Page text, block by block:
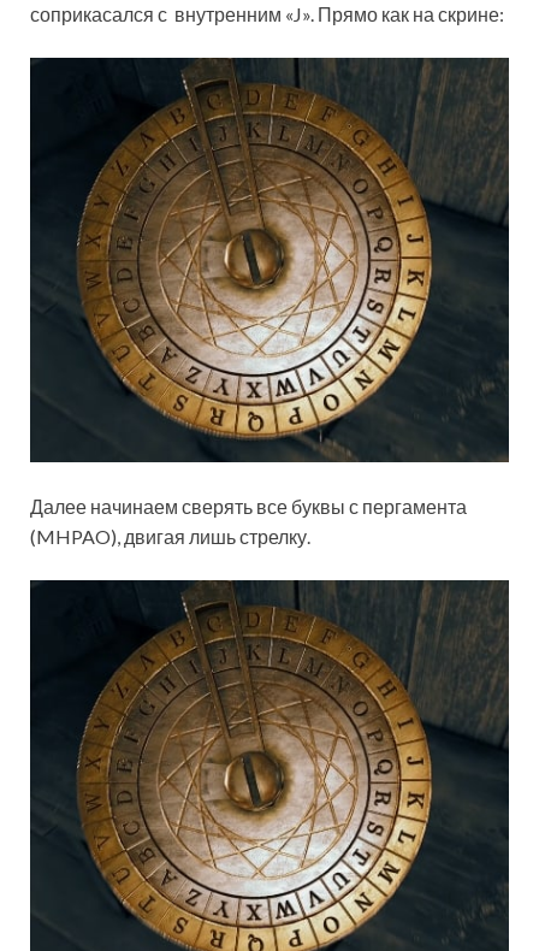
соприкасался с внутренним «J». Прямо как на скрине:
Далее начинаем сверять все буквы с пергамента
(MHPAO), двигая лишь стрелку.